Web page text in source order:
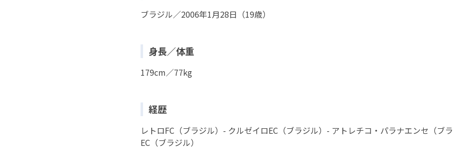
ブラジル／2006年1月28日（19歳）
身長／体重
179cm／77kg
経歴
レトロFC（ブラジル）- クルゼイロEC（ブラジル）- アトレチコ・パラナエンセ（ブ
EC（ブラジル）